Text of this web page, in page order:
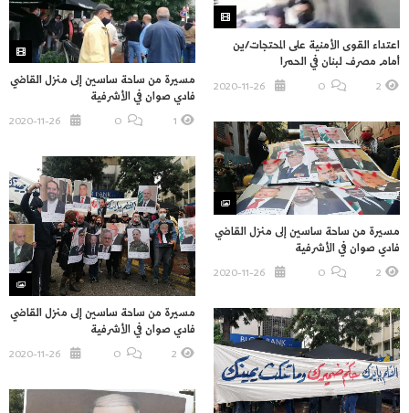
اعتداء القوى الأمنية على المحتجات/ين
أمام مصرف لبنان في الحمرا
2
O
مسيرة من ساحة ساسين إلى منزل القاضي
فادي صوان في الأشرفية
1
O
مسيرة من ساحة ساسين إلى منزل القاضي
فادي صوان في الأشرفية
2
O
مسيرة من ساحة ساسين إلى منزل القاضي
فادي صوان في الأشرفية
2
O